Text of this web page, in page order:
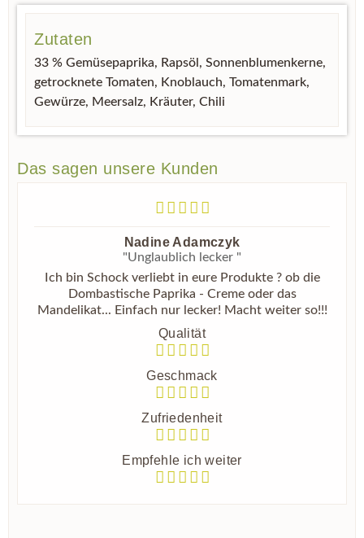
Zutaten
33 % Gemüsepaprika, Rapsöl, Sonnenblumenkerne,
getrocknete Tomaten, Knoblauch, Tomatenmark,
Gewürze, Meersalz, Kräuter, Chili
Das sagen unsere Kunden
Nadine Adamczyk
"Unglaublich lecker "
Ich bin Schock verliebt in eure Produkte ? ob die
Dombastische Paprika - Creme oder das
Mandelikat... Einfach nur lecker! Macht weiter so!!!
Qualität
Geschmack
Zufriedenheit
Empfehle ich weiter